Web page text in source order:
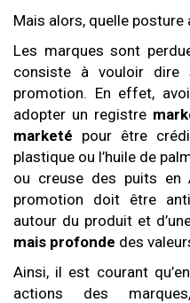
Mais alors, quelle posture
Les marques sont
consiste à vouloir dire
promotion. En effet,
adopter un registre
marketé pour être
plastique ou l’huile de
ou creuse des puits en
promotion doit être
autour du produit et
mais profonde des
Ainsi, il est courant
actions des